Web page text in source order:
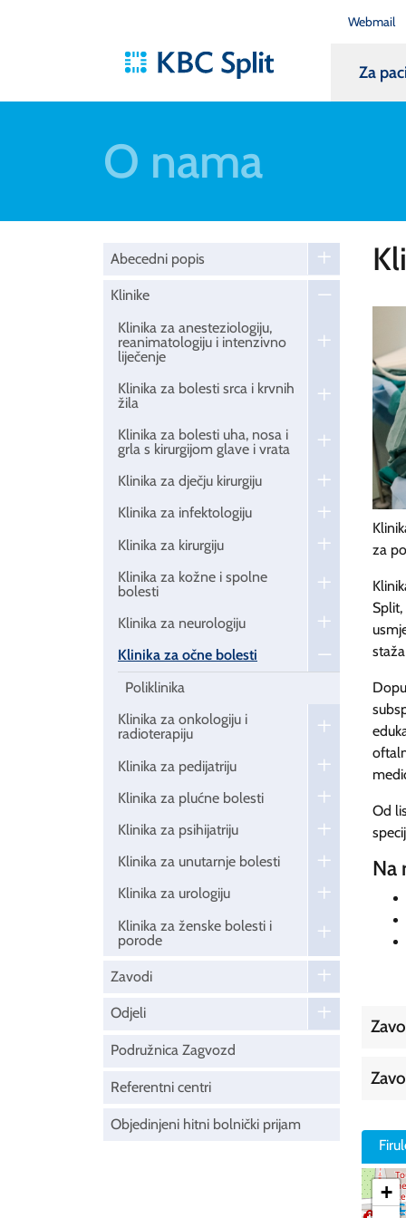
Webmail
Za
O nama
Abecedni popis
Klinike
Klinika za anesteziologiju,
reanimatologiju i intenzivno
liječenje
Klinika za bolesti srca i krvnih
žila
Klinika za bolesti uha, nosa i
grla s kirurgijom glave i vrata
Klinika za dječju kirurgiju
Klinika za infektologiju
Klinika za kirurgiju
Klinika za kožne i spolne
bolesti
Klinika za neurologiju
Klinika za očne bolesti
Poliklinika
Klinika za onkologiju i
radioterapiju
Klinika za pedijatriju
Klinika za plućne bolesti
Klinika za psihijatriju
Klinika za unutarnje bolesti
Klinika za urologiju
Klinika za ženske bolesti i
porode
Zavodi
Odjeli
Podružnica Zagvozd
Referentni centri
Objedinjeni hitni bolnički prijam
za
Od
Na
+